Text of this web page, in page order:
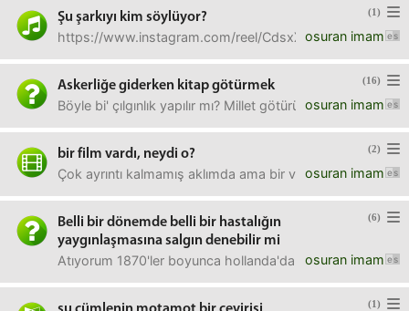
(1)
Şu şarkıyı kim söylüyor?
osuran imam
https://www.instagram.com/reel/CdsxXtNAB69/
(16)
Askerliğe giderken kitap götürmek
osuran imam
Böyle bi' çılgınlık yapılır mı? Millet götürüyor tabii ama
(2)
bir film vardı, neydi o?
osuran imam
Çok ayrıntı kalmamış aklımda ama bir vatandaşa
(6)
Belli bir dönemde belli bir hastalığın
yaygınlaşmasına salgın denebilir mi
osuran imam
Atıyorum 1870'ler boyunca hollanda'da aids hastalığı
(1)